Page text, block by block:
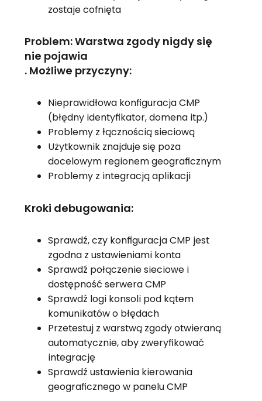
zostaje cofnięta
Problem: Warstwa zgody nigdy się
nie pojawia
. Możliwe przyczyny:
Nieprawidłowa konfiguracja CMP
(błędny identyfikator, domena itp.)
Problemy z łącznością sieciową
Użytkownik znajduje się poza
docelowym regionem geograficznym
Problemy z integracją aplikacji
Kroki debugowania:
Sprawdź, czy konfiguracja CMP jest
zgodna z ustawieniami konta
Sprawdź połączenie sieciowe i
dostępność serwera CMP
Sprawdź logi konsoli pod kątem
komunikatów o błędach
Przetestuj z warstwą zgody otwieraną
automatycznie, aby zweryfikować
integrację
Sprawdź ustawienia kierowania
geograficznego w panelu CMP